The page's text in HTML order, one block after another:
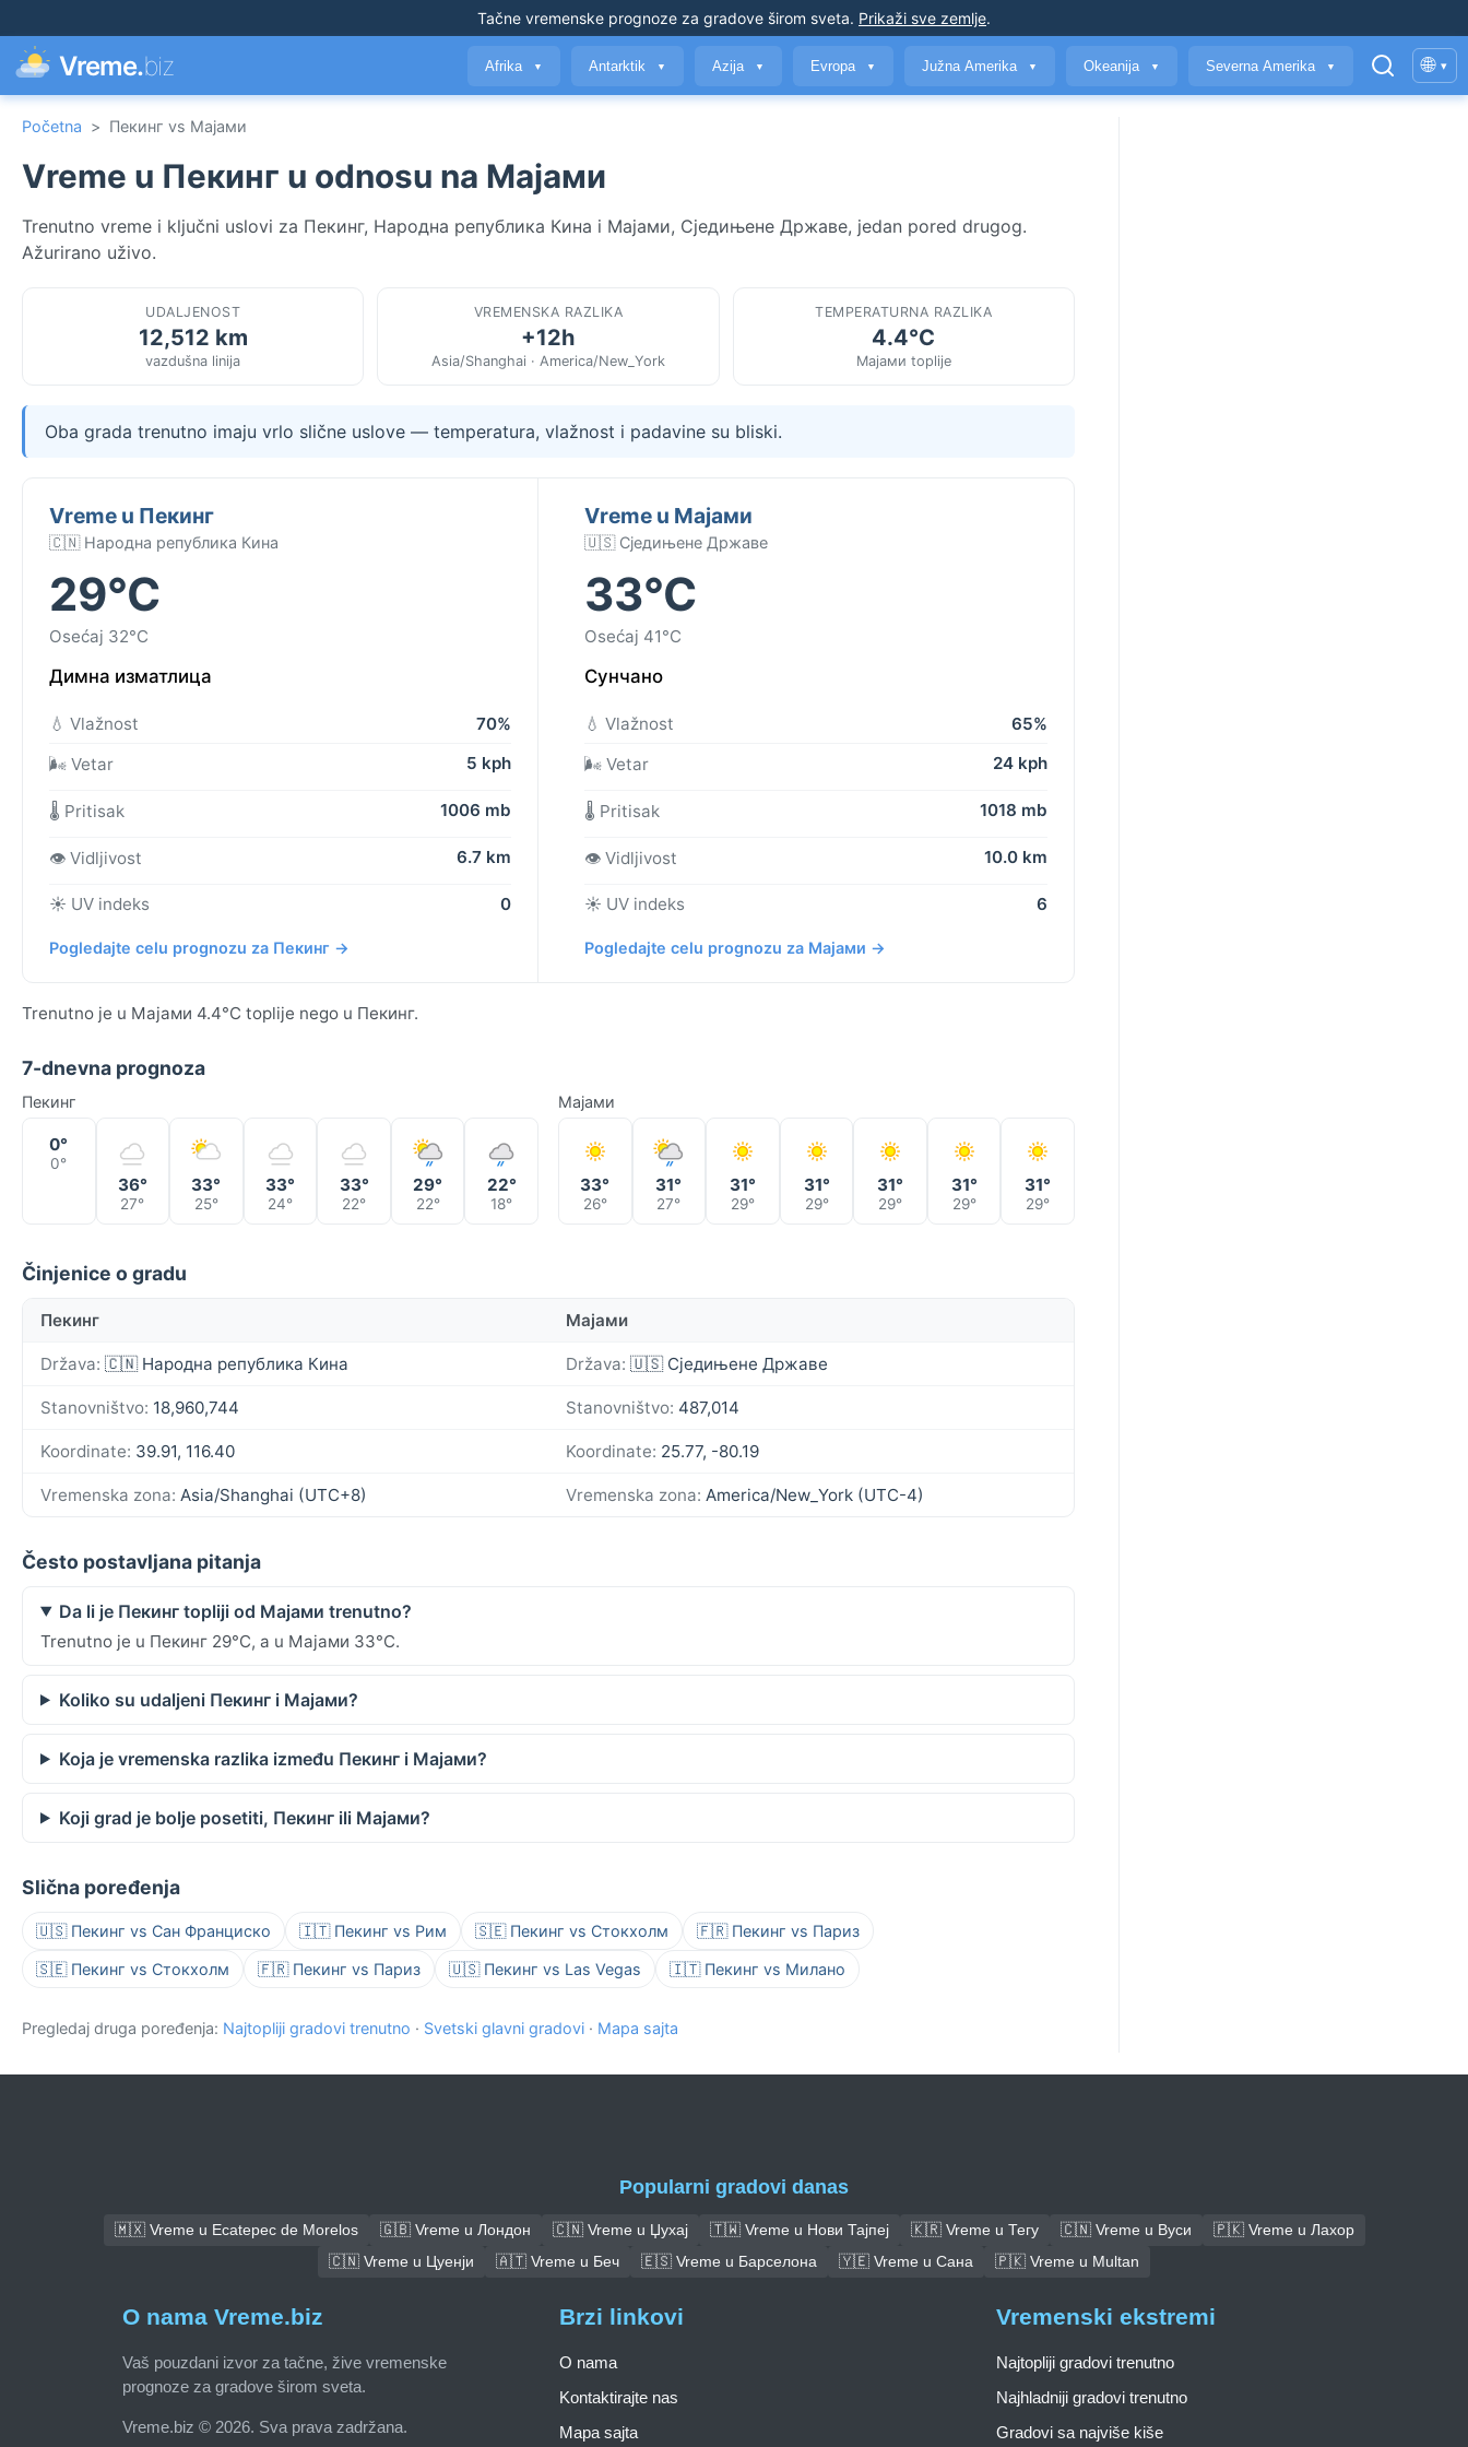
Tačne vremenske prognoze za gradove širom sveta. Prikaži sve zemlje.
Vreme.biz Afrika ▼ Antarktik ▼ Azija ▼ Evropa ▼ Južna Amerika ▼ Okeanija ▼ Severna Amerika ▼ 🌐 ▾
Početna > Пекинг vs Мајами
Vreme u Пекинг u odnosu na Мајами
Trenutno vreme i ključni uslovi za Пекинг, Народна република Кина i Мајами, Сједињене Државе, jedan pored drugog.
Ažurirano uživo.
UDALJENOST
12,512 km
vazdušna linija
VREMENSKA RAZLIKA
+12h
Asia/Shanghai · America/New_York
TEMPERATURNA RAZLIKA
4.4°C
Мајами toplije
Oba grada trenutno imaju vrlo slične uslove — temperatura, vlažnost i padavine su bliski.
Vreme u Пекинг
🇨🇳 Народна република Кина
29°C
Osećaj 32°C
Димна изматлица
💧 Vlažnost
70%
🌬️ Vetar
5 kph
🌡️ Pritisak 1006 mb
👁️ Vidljivost 6.7 km
☀️ UV indeks 0
Pogledajte celu prognozu za Пекинг →
Vreme u Мајами
🇺🇸 Сједињене Државе
33°C
Osećaj 41°C
Сунчано
💧 Vlažnost
65%
🌬️ Vetar
24 kph
🌡️ Pritisak 1018 mb
👁️ Vidljivost 10.0 km
☀️ UV indeks 6
Pogledajte celu prognozu za Мајами →
Trenutno je u Мајами 4.4°C toplije nego u Пекинг.
7-dnevna prognoza
Пекинг
0°
0°
36°
27°
33°
25°
33°
24°
33°
22°
29°
22°
22°
18°
Мајами
33°
26°
31°
27°
31°
29°
31°
29°
31°
29°
31°
29°
31°
29°
Činjenice o gradu
Пекинг Мајами
Država: 🇨🇳 Народна република Кина Država: 🇺🇸 Сједињене Државе
Stanovništvo: 18,960,744 Stanovništvo: 487,014
Koordinate: 39.91, 116.40 Koordinate: 25.77, -80.19
Vremenska zona: Asia/Shanghai (UTC+8) Vremenska zona: America/New_York (UTC-4)
Često postavljana pitanja
Da li je Пекинг topliji od Мајами trenutno?
Trenutno je u Пекинг 29°C, a u Мајами 33°C.
Koliko su udaljeni Пекинг i Мајами?
Koja je vremenska razlika između Пекинг i Мајами?
Koji grad je bolje posetiti, Пекинг ili Мајами?
Slična poređenja
🇺🇸 Пекинг vs Сан Франциско 🇮🇹 Пекинг vs Рим 🇸🇪 Пекинг vs Стокхолм 🇫🇷 Пекинг vs Париз
🇸🇪 Пекинг vs Стокхолм 🇫🇷 Пекинг vs Париз 🇺🇸 Пекинг vs Las Vegas 🇮🇹 Пекинг vs Милано
Pregledaj druga poređenja: Najtopliji gradovi trenutno · Svetski glavni gradovi · Mapa sajta
Popularni gradovi danas
🇲🇽 Vreme u Ecatepec de Morelos 🇬🇧 Vreme u Лондон 🇨🇳 Vreme u Џухај 🇹🇼 Vreme u Нови Тајпеј 🇰🇷 Vreme u Тегу 🇨🇳 Vreme u Вуси
🇵🇰 Vreme u Лахор
🇨🇳 Vreme u Цуенји
🇦🇹 Vreme u Беч 🇪🇸 Vreme u Барселона 🇾🇪 Vreme u Сана 🇵🇰 Vreme u Multan
O nama Vreme.biz
Vaš pouzdani izvor za tačne, žive vremenske
prognoze za gradove širom sveta.
Vreme.biz © 2026. Sva prava zadržana.
Brzi linkovi
O nama
Kontaktirajte nas
Mapa sajta
Vremenski ekstremi
Najtopliji gradovi trenutno
Najhladniji gradovi trenutno
Gradovi sa najviše kiše